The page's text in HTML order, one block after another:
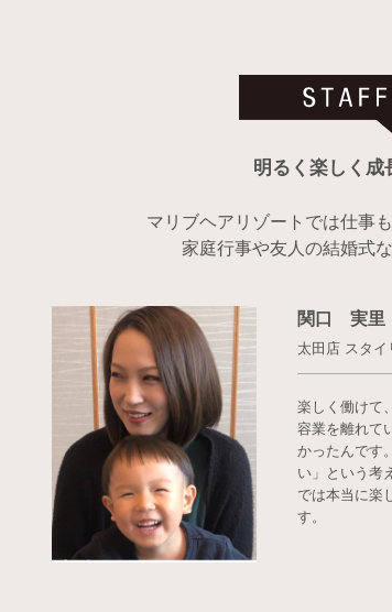
明るく楽しく
マリブヘアリゾートでは仕事
家庭行事や友人の結婚式
関口 実里
太田店 スタイ
楽しく働けて
容業を離れて
かったんです
い」という考
では本当に楽
す。